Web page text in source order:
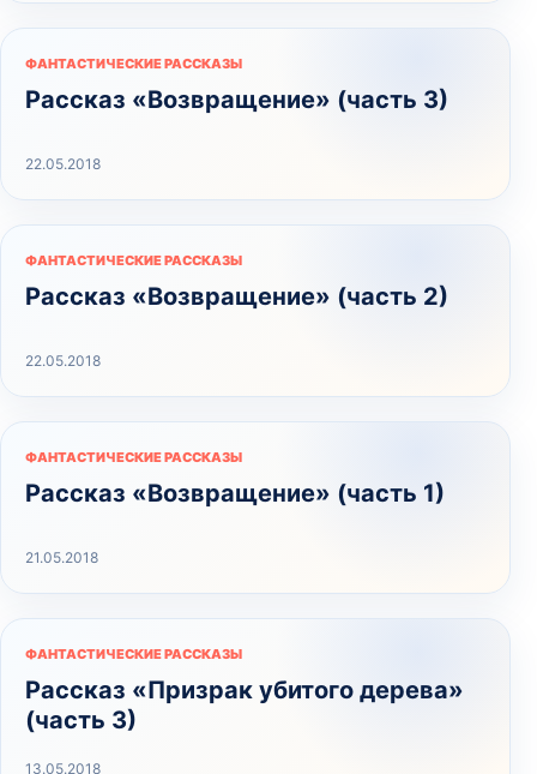
ФАНТАСТИЧЕСКИЕ РАССКАЗЫ
Рассказ «Возвращение» (часть 3)
22.05.2018
ФАНТАСТИЧЕСКИЕ РАССКАЗЫ
Рассказ «Возвращение» (часть 2)
22.05.2018
ФАНТАСТИЧЕСКИЕ РАССКАЗЫ
Рассказ «Возвращение» (часть 1)
21.05.2018
ФАНТАСТИЧЕСКИЕ РАССКАЗЫ
Рассказ «Призрак убитого дерева»
(часть 3)
13.05.2018